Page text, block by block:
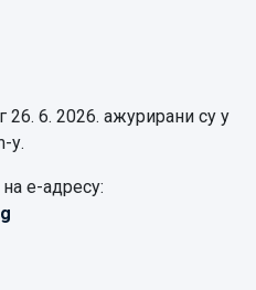
26. 6. 2026. ажурирани су у
у.
е-адресу: